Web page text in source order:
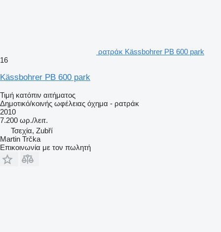
ρατράκ Kässbohrer PB 600 park
16
Kässbohrer PB 600 park
Τιμή κατόπιν αιτήματος
Δημοτικό/κοινής ωφέλειας όχημα - ρατράκ
2010
7.200 ωρ./λειτ.
Τσεχία, Zubří
Martin Trčka
Επικοινωνία με τον πωλητή